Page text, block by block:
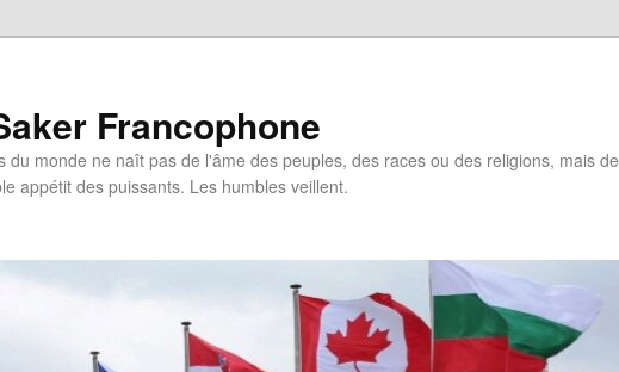
Francophone
du monde ne naît pas de l'âme des peuples, des races ou des religions, mais de
appétit des puissants. Les humbles veillent.